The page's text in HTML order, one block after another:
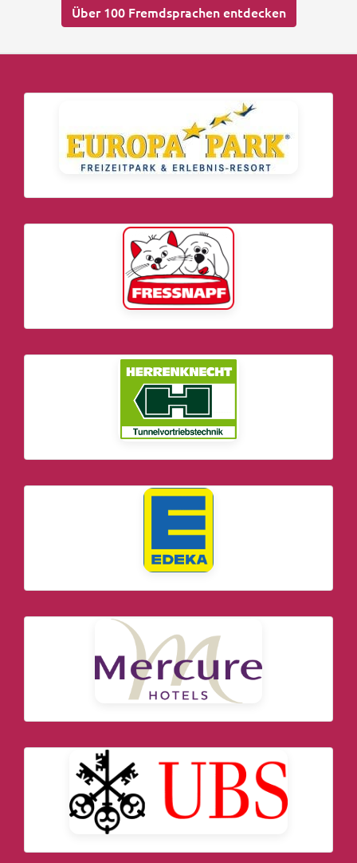
Über 100 Fremdsprachen entdecken